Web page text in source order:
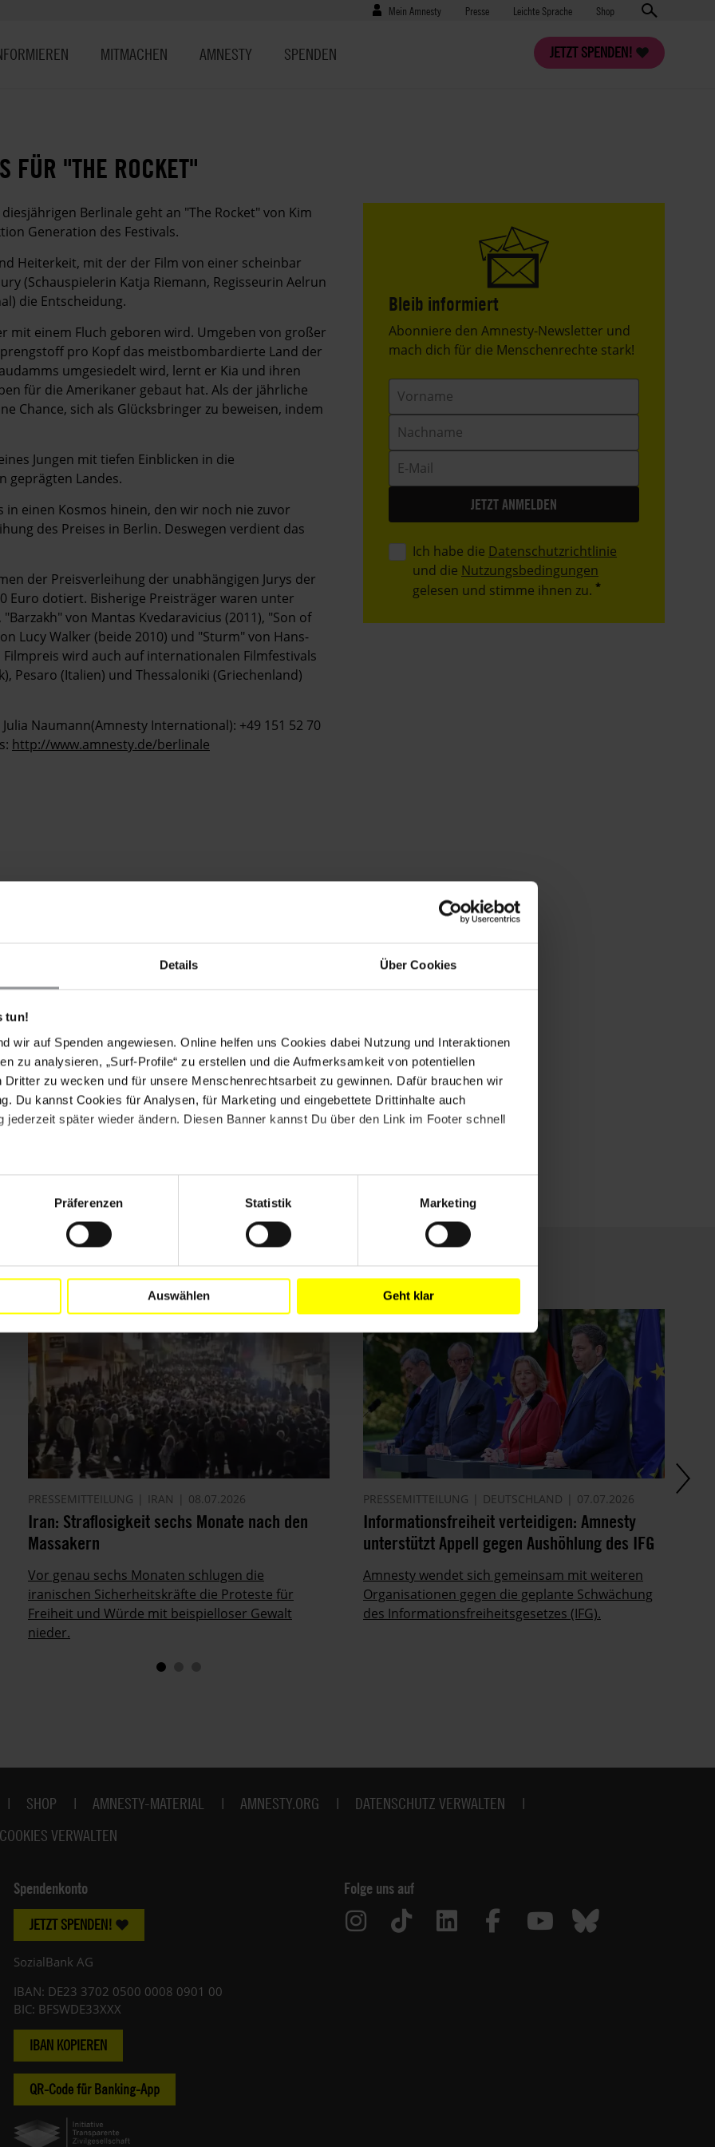
Details Über Cookies
tun!
wir auf Spenden angewiesen. Online helfen uns Cookies dabei Nutzung und Interaktionen
zu analysieren, „Surf-Profile“ zu erstellen und die Aufmerksamkeit von potentiellen
Dritter zu wecken und für unsere Menschenrechtsarbeit zu gewinnen. Dafür brauchen wir
Du kannst Cookies für Analysen, für Marketing und eingebettete Drittinhalte auch
jederzeit später wieder ändern. Diesen Banner kannst Du über den Link im Footer schnell
Präferenzen Statistik Marketing
Auswählen Geht klar
Benutzermenü
Mein Amnesty Presse
Presse Leichte Sprache Shop
JETZT SPENDEN!
MITMACHEN AMNESTY SPENDEN
FÜR "THE ROCKET"
Berlinale geht an "The Rocket" von Kim
Generation des Festivals.
Heiterkeit, mit der der Film von einer scheinbar
(Schauspielerin Katja Riemann, Regisseurin Aelrun
die Entscheidung.
mit einem Fluch geboren wird. Umgeben von großer
pro Kopf das meistbombardierte Land der
umgesiedelt wird, lernt er Kia und ihren
für die Amerikaner gebaut hat. Als der jährliche
Chance, sich als Glücksbringer zu beweisen, indem
Jungen mit tiefen Einblicken in die
geprägten Landes.
einen Kosmos hinein, den wir noch nie zuvor
des Preises in Berlin. Deswegen verdient das
der Preisverleihung der unabhängigen Jurys der
Euro dotiert. Bisherige Preisträger waren unter
von Mantas Kvedaravicius (2011), "Son of
Lucy Walker (beide 2010) und "Sturm" von Hans-
wird auch auf internationalen Filmfestivals
Pesaro (Italien) und Thessaloniki (Griechenland)
Naumann(Amnesty International): +49 151 52 70
http://www.amnesty.de/berlinale
ohne
her. Hier
Verbindung
VERWALTEN
Bleib informiert
Header
Text
Abonniere den Amnesty-Newsletter und
mach dich für die Menschenrechte stark!
Vorname
Nachname
E-
Mail
Ich habe die Datenschutzrichtlinie
und die Nutzungsbedingungen
gelesen und stimme ihnen zu.
PRESSEMITTEILUNG IRAN 08.07.2026
Iran: Straflosigkeit sechs Monate nach den
Massakern
Vor genau sechs Monaten schlugen die
iranischen Sicherheitskräfte die Proteste für
Freiheit und Würde mit beispielloser Gewalt
nieder.
PRESSEMITTEILUNG DEUTSCHLAND 07.07.2026
Informationsfreiheit verteidigen: Amnesty
unterstützt Appell gegen Aushöhlung des IFG
Amnesty wendet sich gemeinsam mit weiteren
Organisationen gegen die geplante Schwächung
des Informationsfreiheitsgesetzes (IFG).
SHOP AMNESTY-MATERIAL AMNESTY.ORG
DATENSCHUTZ VERWALTEN
COOKIES VERWALTEN
Spendenkonto
JETZT SPENDEN!
SozialBank AG
IBAN: DE23 3702 0500 0008 0901 00
BIC: BFSWDE33XXX
IBAN KOPIEREN
QR-Code für Banking-App
Folge uns auf